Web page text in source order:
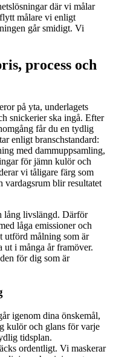
där vi målar
målare vi enligt
går smidigt. Vi
process och
på yta, underlagets
snickerier ska ingå. Efter
får du en tydlig
enligt branschstandard:
med dammuppsamling,
för jämn kulör och
vi tåligare färg som
vardagsrum blir resultatet
lång livslängd. Därför
låga emissioner och
utförd målning som är
ut i många år framöver.
för dig som är
igenom dina önskemål,
kulör och glans för varje
tidsplan.
ordentligt. Vi maskerar